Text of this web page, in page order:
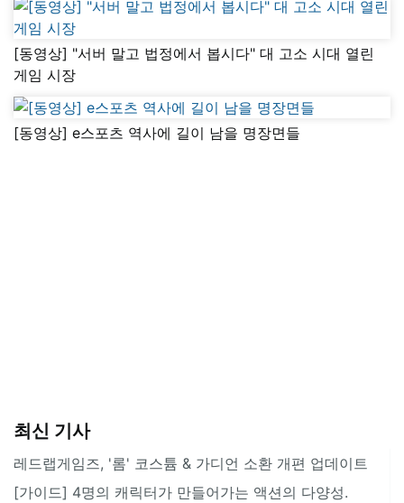
[동영상] "서버 말고 법정에서 봅시다" 대 고소 시대 열린
게임 시장
[동영상] e스포츠 역사에 길이 남을 명장면들
최신 기사
레드랩게임즈, '롬' 코스튬 & 가디언 소환 개편 업데이트
[가이드] 4명의 캐릭터가 만들어가는 액션의 다양성.